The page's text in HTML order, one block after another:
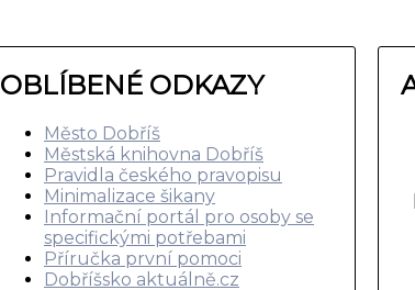
OBLÍBENÉ ODKAZY
Město Dobříš
Městská knihovna Dobříš
Pravidla českého pravopisu
Minimalizace šikany
Informační portál pro osoby se
specifickými potřebami
Příručka první pomoci
Dobříšsko aktuálně.cz